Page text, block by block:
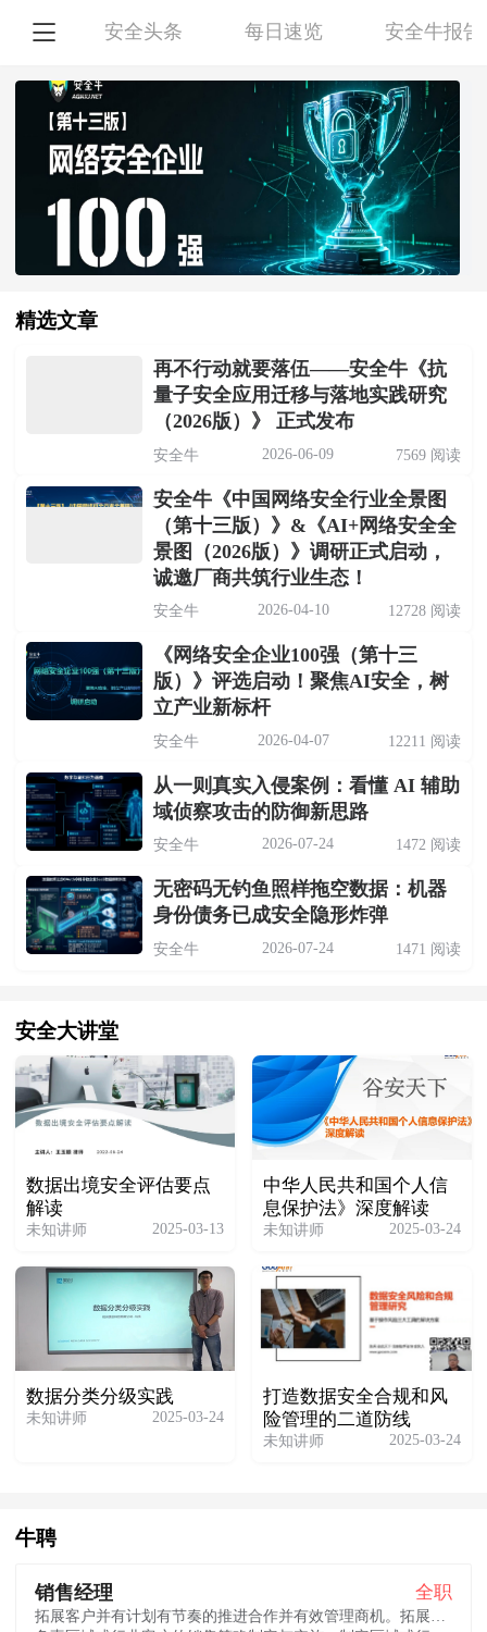
 安全头条 每日速览 安全牛报告
精选文章
再不行动就要落伍——安全牛《抗
量子安全应用迁移与落地实践研究
（2026版）》 正式发布
安全牛 2026-06-09 7569 阅读
安全牛《中国网络安全行业全景图
（第十三版）》&《AI+网络安全全
景图（2026版）》调研正式启动，
诚邀厂商共筑行业生态！
安全牛 2026-04-10 12728 阅读
《网络安全企业100强（第十三
版）》评选启动！聚焦AI安全，树
立产业新标杆
安全牛 2026-04-07 12211 阅读
从一则真实入侵案例：看懂 AI 辅助
域侦察攻击的防御新思路
安全牛 2026-07-24 1472 阅读
无密码无钓鱼照样拖空数据：机器
身份债务已成安全隐形炸弹
安全牛 2026-07-24 1471 阅读
安全大讲堂
数据出境安全评估要点
解读
未知讲师 2025-03-13
中华人民共和国个人信
息保护法》深度解读
未知讲师 2025-03-24
数据分类分级实践
未知讲师 2025-03-24
打造数据安全合规和风
险管理的二道防线
未知讲师 2025-03-24
牛聘
销售经理 全职